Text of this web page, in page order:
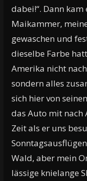
dabei!“. Dann
Maikammer,
gewaschen und
dieselbe Farbe
Amerika nicht
sondern alles
sich hier von
das Auto mit nach
Zeit als er uns
Wald, aber mein
lässige knielange